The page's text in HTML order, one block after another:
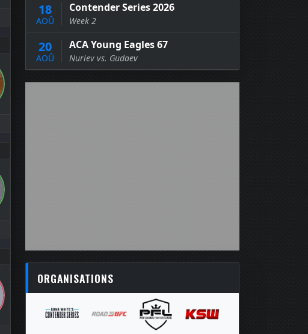
18
AOÛ
Contender Series 2026
Week 2
20
AOÛ
ACA Young Eagles 67
Nuriev vs. Gudaev
ORGANISATIONS